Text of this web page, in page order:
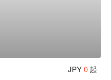
JPY0 起